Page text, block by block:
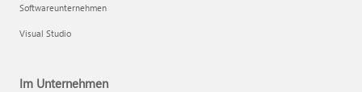
Softwareunternehmen
Visual Studio
Im Unternehmen